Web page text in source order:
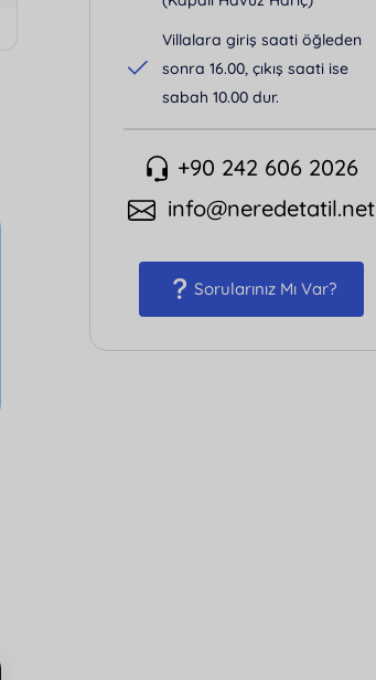
Villalara giriş saati öğleden
sonra 16.00, çıkış saati ise
sabah 10.00 dur.
+90 242 606 2026
info@neredetatil.net
Sorularınız Mı Var?